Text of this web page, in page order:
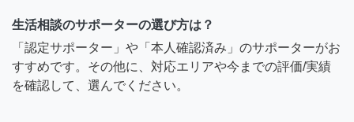
生活相談のサポーターの選び方は？
「認定サポーター」や「本人確認済み」のサポーターがお
すすめです。その他に、対応エリアや今までの評価/実績
を確認して、選んでください。